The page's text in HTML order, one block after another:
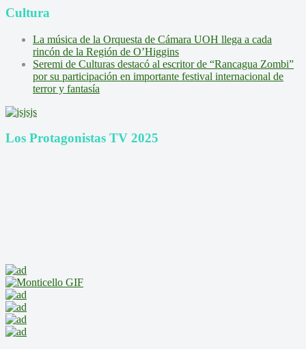
Cultura
La música de la Orquesta de Cámara UOH llega a cada
rincón de la Región de O’Higgins
Seremi de Culturas destacó al escritor de “Rancagua Zombi”
por su participación en importante festival internacional de
terror y fantasía
Los Protagonistas TV 2025